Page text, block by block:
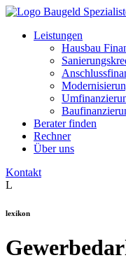
Leistungen
Hausbau
Berater finden
Rechner
Über uns
Kontakt
L
lexikon